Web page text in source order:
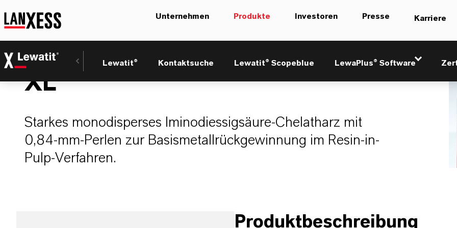
Unternehmen Produkte Investoren Presse Karriere
Lewatit® Kontaktsuche Lewatit® Scopeblue LewaPlus® Software
LEWATIT® MonoPlus TP 209
XL
Starkes monodisperses Iminodiessigsäure-Chelatharz mit
0,84-mm-Perlen zur Basismetallrückgewinnung im Resin-in-
Pulp-Verfahren.
Produktbeschreibung